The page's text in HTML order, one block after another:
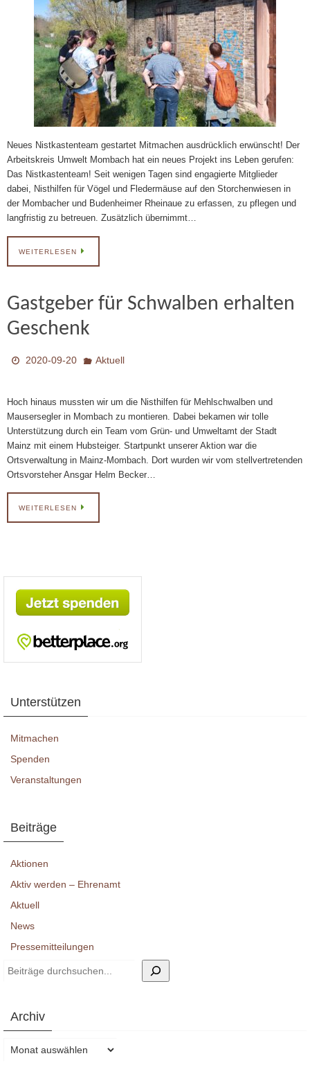
Neues Nistkastenteam gestartet Mitmachen ausdrücklich erwünscht! Der
Arbeitskreis Umwelt Mombach hat ein neues Projekt ins Leben gerufen:
Das Nistkastenteam! Seit wenigen Tagen sind engagierte Mitglieder
dabei, Nisthilfen für Vögel und Fledermäuse auf den Storchenwiesen in
der Mombacher und Budenheimer Rheinaue zu erfassen, zu pflegen und
langfristig zu betreuen. Zusätzlich übernimmt…
WEITERLESEN
Gastgeber für Schwalben erhalten
Geschenk
2020-09-20 Aktuell
Hoch hinaus mussten wir um die Nisthilfen für Mehlschwalben und
Mausersegler in Mombach zu montieren. Dabei bekamen wir tolle
Unterstützung durch ein Team vom Grün- und Umweltamt der Stadt
Mainz mit einem Hubsteiger. Startpunkt unserer Aktion war die
Ortsverwaltung in Mainz-Mombach. Dort wurden wir vom stellvertretenden
Ortsvorsteher Ansgar Helm Becker…
WEITERLESEN
Unterstützen
Mitmachen
Spenden
Veranstaltungen
Beiträge
Aktionen
Aktiv werden – Ehrenamt
Aktuell
News
Pressemitteilungen
Suchen
Archiv
Archiv